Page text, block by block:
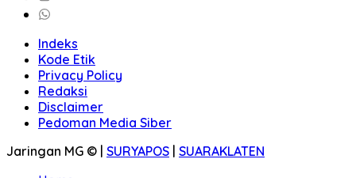
Indeks
Kode Etik
Privacy Policy
Redaksi
Disclaimer
Pedoman Media Siber
Jaringan MG © | SURYAPOS | SUARAKLATEN